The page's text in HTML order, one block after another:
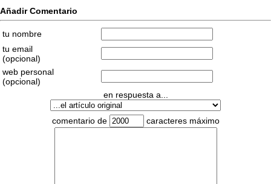
Añadir Comentario
tu nombre
tu email
(opcional)
web personal
(opcional)
en respuesta a...
comentario de caracteres máximo